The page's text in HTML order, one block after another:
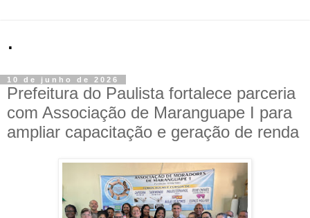
.
10 de junho de 2026
Prefeitura do Paulista fortalece parceria
com Associação de Maranguape I para
ampliar capacitação e geração de renda